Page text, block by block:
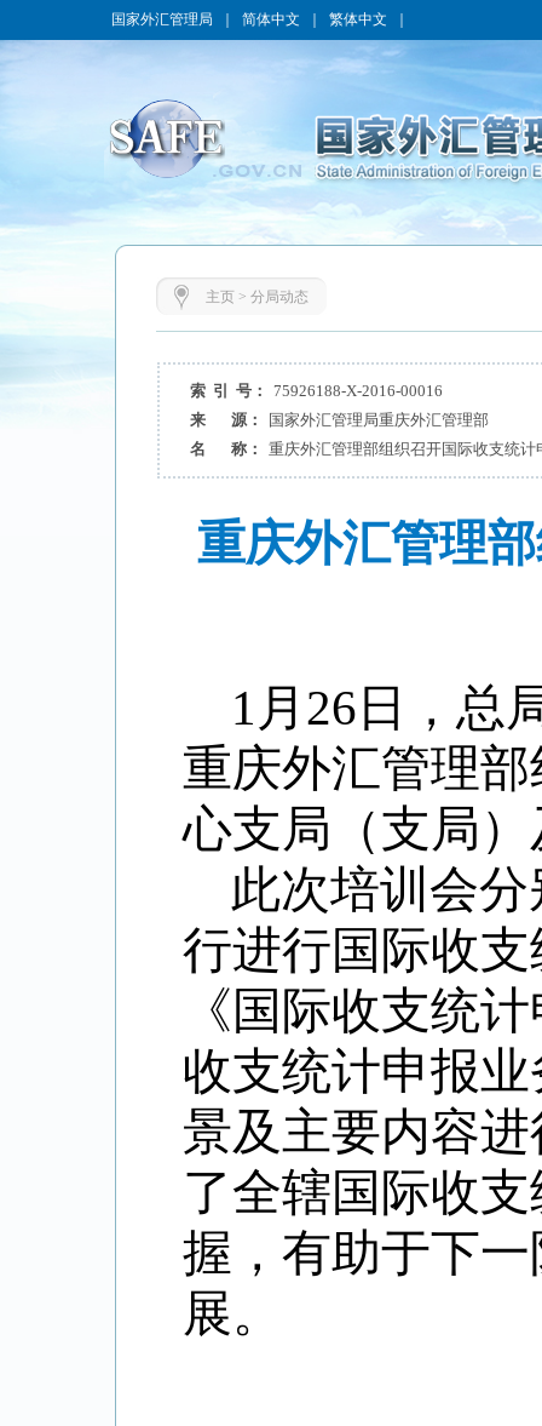
国家外汇管理局 简体中文 繁体中文
主页> 分局动态
索 引 号：
75926188-X-2016-00016
来 源：
国家外汇管理局重庆外汇管理部
名 称：
重庆外汇管理部组织召开国际收支统计
重庆外汇管理
1 月 26 日，总
重庆外汇管理
心支局（支局）
此次培训会
行进行国际收
《国际收支统
收支统计申报
景及主要内容
了全辖国际收
握，有助于下
展。